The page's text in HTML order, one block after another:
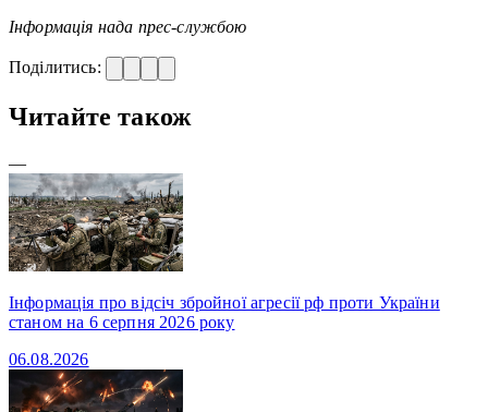
Інформація нада прес-службою
Поділитись:
Читайте також
—
Інформація про відсіч збройної агресії рф проти України
станом на 6 серпня 2026 року
06.08.2026